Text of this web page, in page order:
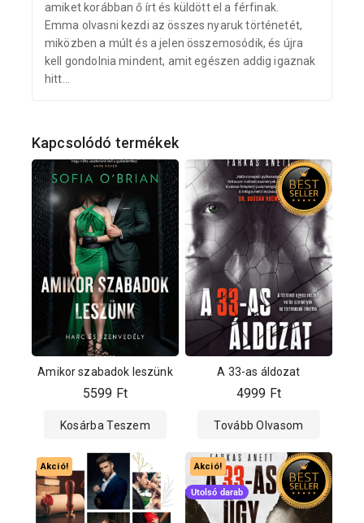
amiket korábban ő írt és küldött el a férfinak.
Emma olvasni kezdi az összes nyaruk történetét,
miközben a múlt és a jelen összemosódik, és újra
kell gondolnia mindent, amit egészen addig igaznak
hitt…
Kapcsolódó termékek
Amikor szabadok leszünk
5599 Ft
Kosárba Teszem
A 33-as áldozat
4999 Ft
Tovább Olvasom
Akció! Akció!
Utolsó darab